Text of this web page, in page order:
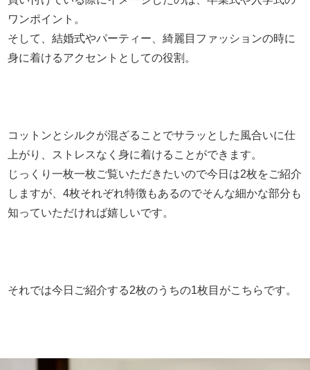
ワンポイント。
そして、結婚式やパーティー、綺麗目ファッションの時に
身に着けるアクセントとしての役割。
コットンとシルクが混ざることでサラッとした風合いに仕
上がり、ストレスなく身に着けることができます。
じっくり一枚一枚ご覧いただきたいので今日は2枚をご紹介
しますが、4枚それぞれ特徴もあるのでそんな細かな部分も
知っていただければ嬉しいです。
それでは今日ご紹介する2枚のうちの1枚目がこちらです。